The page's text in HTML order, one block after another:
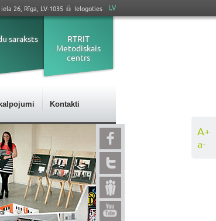
A+
a-
26, Rīga, LV-1035 Ielogoties LV
saraksts
RTRIT
Metodiskais
centrs
Kontakti